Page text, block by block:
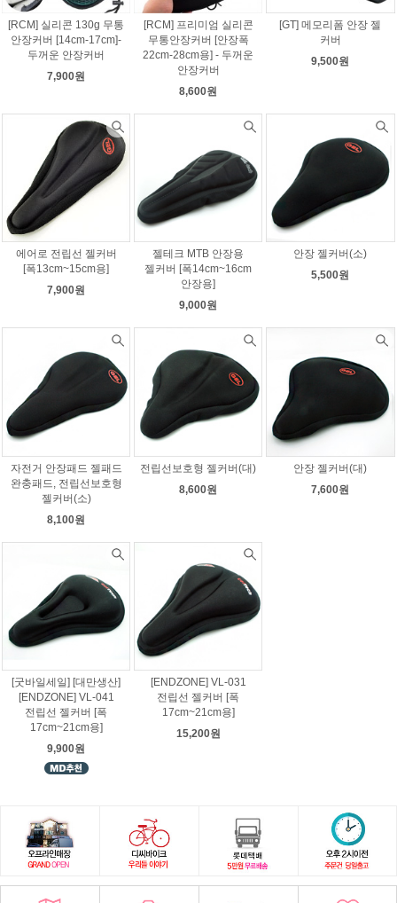
[RCM] 실리콘 130g 무통
안장커버 [14cm-17cm]-
두꺼운 안장커버
7,900원
[RCM] 프리미엄 실리콘
무통안장커버 [안장폭
22cm-28cm용] - 두꺼운
안장커버
8,600원
[GT] 메모리폼 안장 젤
커버
9,500원
에어로 전립선 젤커버
[폭13cm~15cm용]
7,900원
젤테크 MTB 안장용
젤커버 [폭14cm~16cm
안장용]
9,000원
안장 젤커버(소)
5,500원
자전거 안장패드 젤패드
완충패드, 전립선보호형
젤커버(소)
8,100원
전립선보호형 젤커버(대)
8,600원
안장 젤커버(대)
7,600원
[굿바일세일] [대만생산]
[ENDZONE] VL-041
전립선 젤커버 [폭
17cm~21cm용]
9,900원
[ENDZONE] VL-031
전립선 젤커버 [폭
17cm~21cm용]
15,200원